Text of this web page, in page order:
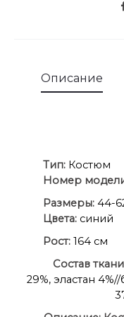
Описание
Тип: Костюм
Номер
Размеры: 44-
Цвета: синий
Рост: 164 см
Состав
29%, эластан